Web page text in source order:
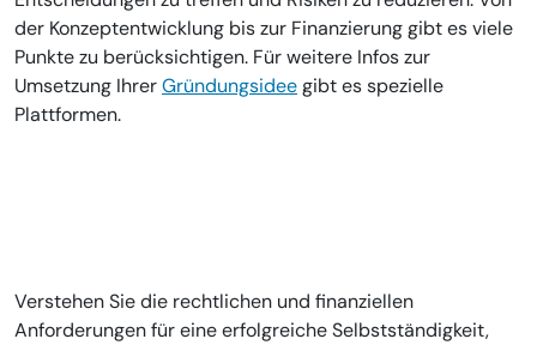
der Konzeptentwicklung bis zur Finanzierung gibt es viele
Punkte zu berücksichtigen. Für weitere Infos zur
Umsetzung IhrerGründungsideegibt es spezielle
Plattformen.
Verstehen Sie die rechtlichen und finanziellen
Anforderungen für eine erfolgreiche Selbstständigkeit,